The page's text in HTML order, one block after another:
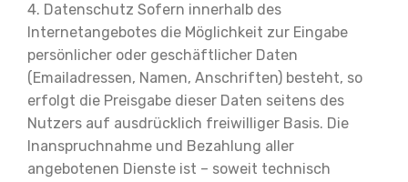
4. Datenschutz Sofern innerhalb des
Internetangebotes die Möglichkeit zur Eingabe
persönlicher oder geschäftlicher Daten
(Emailadressen, Namen, Anschriften) besteht, so
erfolgt die Preisgabe dieser Daten seitens des
Nutzers auf ausdrücklich freiwilliger Basis. Die
Inanspruchnahme und Bezahlung aller
angebotenen Dienste ist – soweit technisch